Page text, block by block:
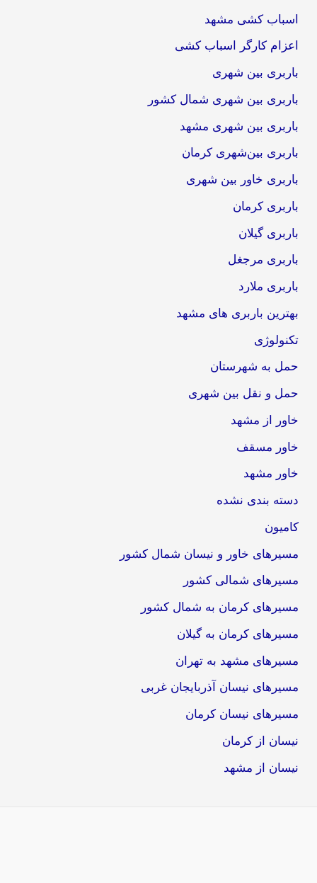
اسباب کشی مشهد
اعزام کارگر اسباب کشی
باربری بین شهری
باربری بین شهری شمال کشور
باربری بین شهری مشهد
باربری بین‌شهری کرمان
باربری خاور بین شهری
باربری کرمان
باربری گیلان
باربری مرجغل
باربری ملارد
بهترین باربری های مشهد
تکنولوژی
حمل به شهرستان
حمل و نقل بین شهری
خاور از مشهد
خاور مسقف
خاور مشهد
دسته بندی نشده
کامیون
مسیرهای خاور و نیسان شمال کشور
مسیرهای شمالی کشور
مسیرهای کرمان به شمال کشور
مسیرهای کرمان به گیلان
مسیرهای مشهد به تهران
مسیرهای نیسان آذربایجان غربی
مسیرهای نیسان کرمان
نیسان از کرمان
نیسان از مشهد